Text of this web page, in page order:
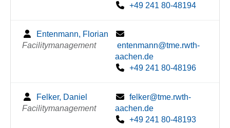
+49 241 80-48194
Entenmann, Florian
Facilitymanagement
entenmann@tme.rwth-
aachen.de
+49 241 80-48196
Felker, Daniel
Facilitymanagement
felker@tme.rwth-
aachen.de
+49 241 80-48193